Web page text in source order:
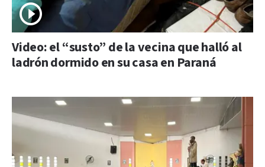
Video: el “susto” de la vecina que halló al
ladrón dormido en su casa en Paraná